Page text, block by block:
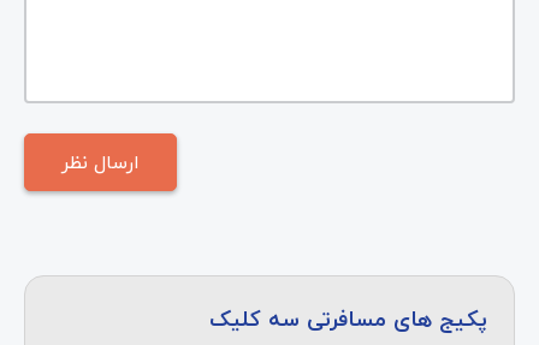
پکیج های مسافرتی سه کلیک